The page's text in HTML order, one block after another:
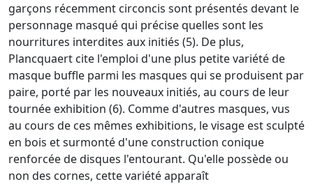
garçons récemment circoncis sont présentés devant le
personnage masqué qui précise quelles sont les
nourritures interdites aux initiés (5). De plus,
Plancquaert cite l'emploi d'une plus petite variété de
masque buffle parmi les masques qui se produisent par
paire, porté par les nouveaux initiés, au cours de leur
tournée exhibition (6). Comme d'autres masques, vus
au cours de ces mêmes exhibitions, le visage est sculpté
en bois et surmonté d'une construction conique
renforcée de disques l'entourant. Qu'elle possède ou
non des cornes, cette variété apparaît